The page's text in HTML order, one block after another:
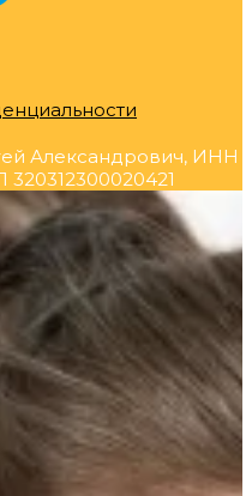
Александрович, ИНН